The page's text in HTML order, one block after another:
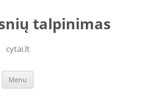
talpinimas
cytai.lt
Menu